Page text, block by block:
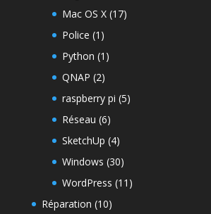
Mac OS X(17)
Police (1)
Python (1)
QNAP (2)
raspberry pi (5)
Réseau (6)
SketchUp (4)
Windows (30)
WordPress (11)
Réparation (10)